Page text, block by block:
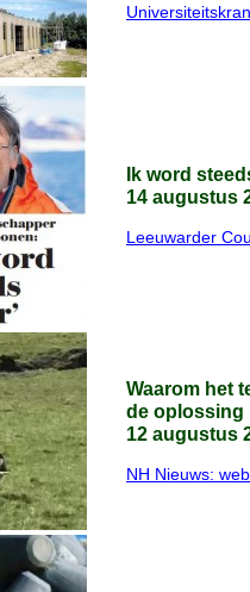
Ik word
14 augustus
Leeuwarder
Waarom het
de oplossing
12 augustus
NH Nieuws: